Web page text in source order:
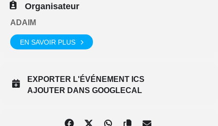
Organisateur
ADAIM
EN SAVOIR PLUS
EXPORTER L'ÉVÉNEMENT ICS
AJOUTER DANS GOOGLECAL